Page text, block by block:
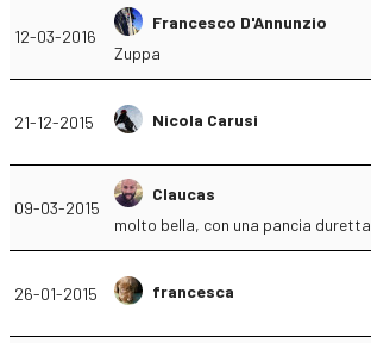
12-03-2016
Francesco D'Annunzio
Zuppa
21-12-2015 Nicola Carusi
09-03-2015
Claucas
molto bella, con una pancia duretta
26-01-2015 francesca